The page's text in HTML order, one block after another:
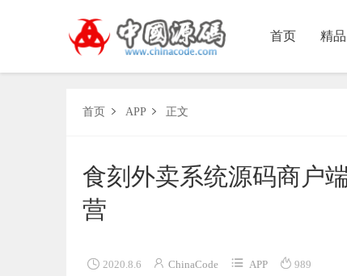
首页 精品
首页  APP  正文
食刻外卖系统源码商户
营
 2020.8.6  ChinaCode  APP  989